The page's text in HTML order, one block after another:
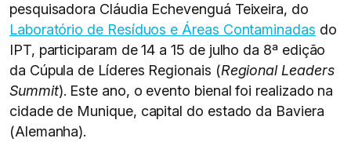
pesquisadora Cláudia Echevenguá Teixeira, do
Laboratório de Resíduos e Áreas Contaminadas do
IPT, participaram de 14 a 15 de julho da 8ª edição
da Cúpula de Líderes Regionais (Regional Leaders
Summit). Este ano, o evento bienal foi realizado na
cidade de Munique, capital do estado da Baviera
(Alemanha).